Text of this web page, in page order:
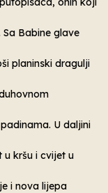
Babine glave
planinski dragulji
U daljini
u kršu i cvijet u
i nova lijepa